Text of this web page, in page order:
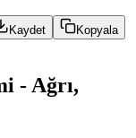
Kaydet Kopyala
- Ağrı,